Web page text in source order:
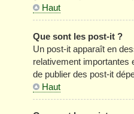
Haut
Que sont les post-it ?
Un post-it apparaît en
relativement importantes
de publier des post-it
Haut